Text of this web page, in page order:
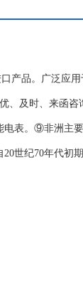
产品。广泛应
优、及时、来
电表。⑨非洲主
世纪70年代初